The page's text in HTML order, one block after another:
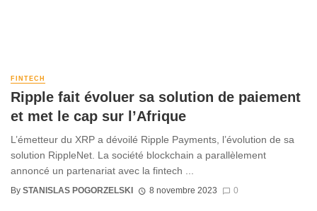
FINTECH
Ripple fait évoluer sa solution de paiement
et met le cap sur l’Afrique
L’émetteur du XRP a dévoilé Ripple Payments, l’évolution de sa
solution RippleNet. La société blockchain a parallèlement
annoncé un partenariat avec la fintech ...
By STANISLAS POGORZELSKI 8 novembre 2023 0